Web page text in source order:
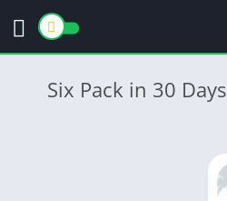
ضع الكلمة المناسبة: Six Pack in 30 Days